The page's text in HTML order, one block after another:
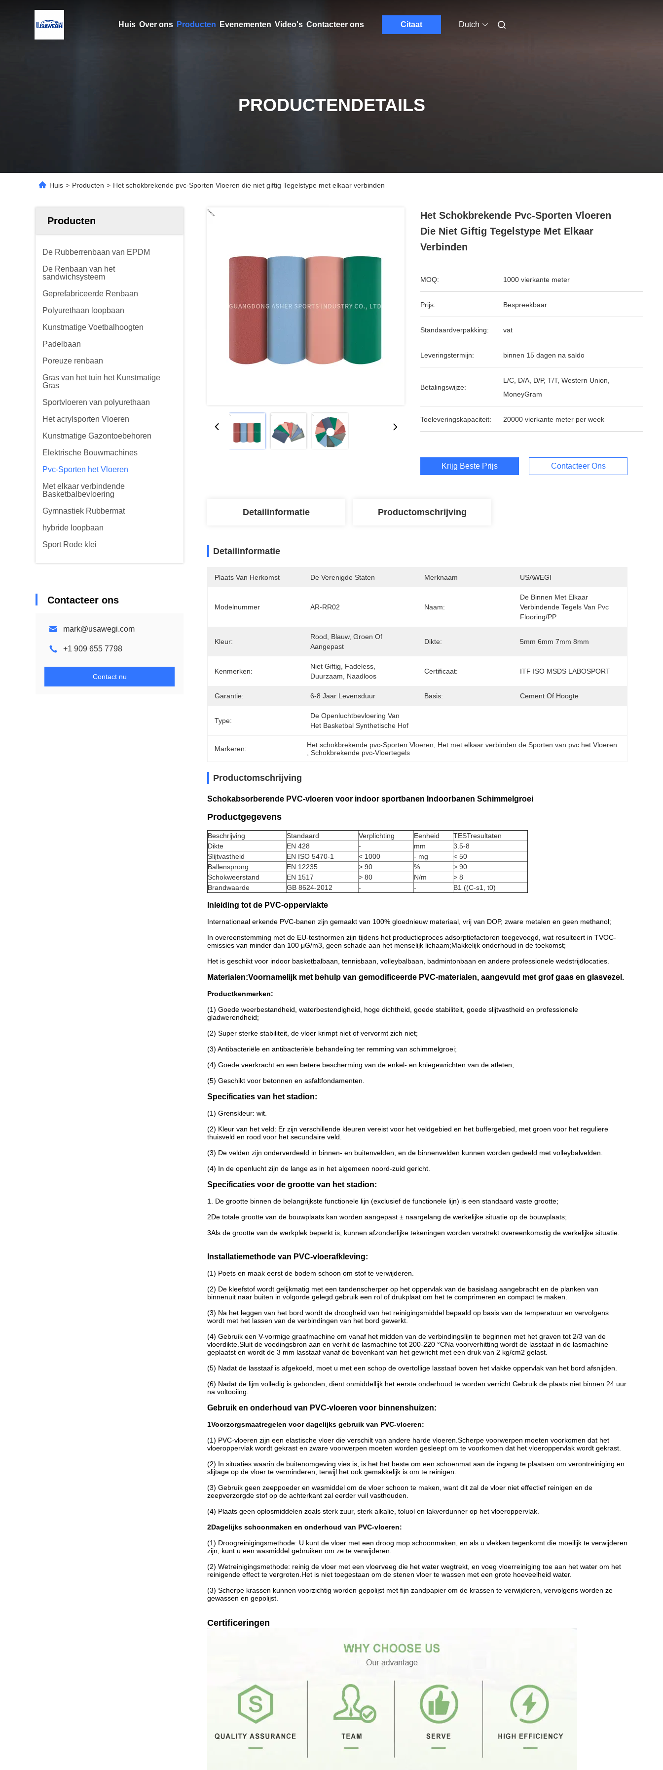
Huis Over ons Producten Evenementen Video's Contacteer ons Citaat Dutch
PRODUCTENDETAILS
Huis > Producten > Het schokbrekende pvc-Sporten Vloeren die niet giftig Tegelstype met elkaar verbinden
Producten
De Rubberrenbaan van EPDM
De Renbaan van het
sandwichsysteem
Geprefabriceerde Renbaan
Polyurethaan loopbaan
Kunstmatige Voetbalhoogten
Padelbaan
Poreuze renbaan
Gras van het tuin het Kunstmatige
Gras
Sportvloeren van polyurethaan
Het acrylsporten Vloeren
Kunstmatige Gazontoebehoren
Elektrische Bouwmachines
Pvc-Sporten het Vloeren
Met elkaar verbindende
Basketbalbevloering
Gymnastiek Rubbermat
hybride loopbaan
Sport Rode klei
Contacteer ons
mark@usawegi.com
+1 909 655 7798
Contact nu
Het Schokbrekende Pvc-Sporten Vloeren
Die Niet Giftig Tegelstype Met Elkaar
Verbinden
MOQ: 1000 vierkante meter
Prijs: Bespreekbaar
Standaardverpakking: vat
Leveringstermijn: binnen 15 dagen na saldo
Betalingswijze:
L/C, D/A, D/P, T/T, Western Union,
MoneyGram
Toeleveringskapaciteit: 20000 vierkante meter per week
Krijg Beste Prijs Contacteer Ons
Detailinformatie Productomschrijving
Detailinformatie
Plaats Van Herkomst De Verenigde Staten Merknaam USAWEGI
Modelnummer AR-RR02 Naam:
De Binnen Met Elkaar
Verbindende Tegels Van Pvc
Flooring/PP
Kleur:
Rood, Blauw, Groen Of
Aangepast
Dikte: 5mm 6mm 7mm 8mm
Kenmerken:
Niet Giftig, Fadeless,
Duurzaam, Naadloos
Certificaat: ITF ISO MSDS LABOSPORT
Garantie: 6-8 Jaar Levensduur Basis: Cement Of Hoogte
Type:
De Openluchtbevloering Van
Het Basketbal Synthetische Hof
Markeren: Het schokbrekende pvc-Sporten Vloeren
Het met elkaar verbinden de Sporten van pvc het Vloeren
, Schokbrekende pvc-Vloertegels
Productomschrijving
Schokabsorberende PVC-vloeren voor indoor sportbanen Indoorbanen Schimmelgroei
Productgegevens
Beschrijving Standaard Verplichting Eenheid
TESTresultaten
Dikte
EN 428 - mm
3.5-8
Slijtvastheid
EN ISO 5470-1 < 1000 - mg
< 50
Ballensprong
EN 12235 > 90 %
> 90
Schokweerstand
EN 1517 > 80 N/m
> 8
Brandwaarde
GB 8624-2012 - - B1 ((C-s1, t0)
Inleiding tot de PVC-oppervlakte
Internationaal erkende PVC-banen zijn gemaakt van 100% gloednieuw materiaal, vrij van DOP, zware metalen en geen methanol;
In overeenstemming met de EU-testnormen zijn tijdens het productieproces adsorptiefactoren toegevoegd, wat resulteert in TVOC-
emissies van minder dan 100 μG/m3, geen schade aan het menselijk lichaam;Makkelijk onderhoud in de toekomst;
Het is geschikt voor indoor basketbalbaan, tennisbaan, volleybalbaan, badmintonbaan en andere professionele wedstrijdlocaties.
Materialen:Voornamelijk met behulp van gemodificeerde PVC-materialen, aangevuld met grof gaas en glasvezel.
Productkenmerken:
(1) Goede weerbestandheid, waterbestendigheid, hoge dichtheid, goede stabiliteit, goede slijtvastheid en professionele
gladwerendheid;
(2) Super sterke stabiliteit, de vloer krimpt niet of vervormt zich niet;
(3) Antibacteriële en antibacteriële behandeling ter remming van schimmelgroei;
(4) Goede veerkracht en een betere bescherming van de enkel- en kniegewrichten van de atleten;
(5) Geschikt voor betonnen en asfaltfondamenten.
Specificaties van het stadion:
(1) Grenskleur: wit.
(2) Kleur van het veld: Er zijn verschillende kleuren vereist voor het veldgebied en het buffergebied, met groen voor het reguliere
thuisveld en rood voor het secundaire veld.
(3) De velden zijn onderverdeeld in binnen- en buitenvelden, en de binnenvelden kunnen worden gedeeld met volleybalvelden.
(4) In de openlucht zijn de lange as in het algemeen noord-zuid gericht.
Specificaties voor de grootte van het stadion:
1. De grootte binnen de belangrijkste functionele lijn (exclusief de functionele lijn) is een standaard vaste grootte;
2De totale grootte van de bouwplaats kan worden aangepast ± naargelang de werkelijke situatie op de bouwplaats;
3Als de grootte van de werkplek beperkt is, kunnen afzonderlijke tekeningen worden verstrekt overeenkomstig de werkelijke situatie.
Installatiemethode van PVC-vloerafkleving:
(1) Poets en maak eerst de bodem schoon om stof te verwijderen.
(2) De kleefstof wordt gelijkmatig met een tandenscherper op het oppervlak van de basislaag aangebracht en de planken van
binnenuit naar buiten in volgorde gelegd.gebruik een rol of drukplaat om het te comprimeren en compact te maken.
(3) Na het leggen van het bord wordt de droogheid van het reinigingsmiddel bepaald op basis van de temperatuur en vervolgens
wordt met het lassen van de verbindingen van het bord gewerkt.
(4) Gebruik een V-vormige graafmachine om vanaf het midden van de verbindingslijn te beginnen met het graven tot 2/3 van de
vloerdikte.Sluit de voedingsbron aan en verhit de lasmachine tot 200-220 °CNa voorverhitting wordt de lasstaaf in de lasmachine
geplaatst en wordt de 3 mm lasstaaf vanaf de bovenkant van het gewricht met een druk van 2 kg/cm2 gelast.
(5) Nadat de lasstaaf is afgekoeld, moet u met een schop de overtollige lasstaaf boven het vlakke oppervlak van het bord afsnijden.
(6) Nadat de lijm volledig is gebonden, dient onmiddellijk het eerste onderhoud te worden verricht.Gebruik de plaats niet binnen 24 uur
na voltooiing.
Gebruik en onderhoud van PVC-vloeren voor binnenshuizen:
1Voorzorgsmaatregelen voor dagelijks gebruik van PVC-vloeren:
(1) PVC-vloeren zijn een elastische vloer die verschilt van andere harde vloeren.Scherpe voorwerpen moeten voorkomen dat het
vloeroppervlak wordt gekrast en zware voorwerpen moeten worden gesleept om te voorkomen dat het vloeroppervlak wordt gekrast.
(2) In situaties waarin de buitenomgeving vies is, is het het beste om een schoenmat aan de ingang te plaatsen om verontreiniging en
slijtage op de vloer te verminderen, terwijl het ook gemakkelijk is om te reinigen.
(3) Gebruik geen zeeppoeder en wasmiddel om de vloer schoon te maken, want dit zal de vloer niet effectief reinigen en de
zeepverzorgde stof op de achterkant zal eerder vuil vasthouden.
(4) Plaats geen oplosmiddelen zoals sterk zuur, sterk alkalie, toluol en lakverdunner op het vloeroppervlak.
2Dagelijks schoonmaken en onderhoud van PVC-vloeren:
(1) Droogreinigingsmethode: U kunt de vloer met een droog mop schoonmaken, en als u vlekken tegenkomt die moeilijk te verwijderen
zijn, kunt u een wasmiddel gebruiken om ze te verwijderen.
(2) Wetreinigingsmethode: reinig de vloer met een vloerveeg die het water wegtrekt, en voeg vloerreiniging toe aan het water om het
reinigende effect te vergroten.Het is niet toegestaan om de stenen vloer te wassen met een grote hoeveelheid water.
(3) Scherpe krassen kunnen voorzichtig worden gepolijst met fijn zandpapier om de krassen te verwijderen, vervolgens worden ze
gewassen en gepolijst.
Certificeringen